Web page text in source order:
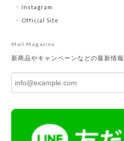
Instagram
Official Site
Mail Magazine
新商品やキャンペーンなどの最新情